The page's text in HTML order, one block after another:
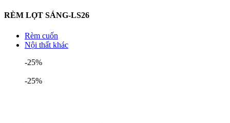
RÈM LỌT SÁNG-LS26
Rèm cuốn
Nội thất khác
-25%
-25%